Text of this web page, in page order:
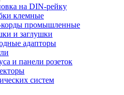
на DIN-рейку
клемные
промышленные
и заглушки
адапторы
и панели розеток
систем